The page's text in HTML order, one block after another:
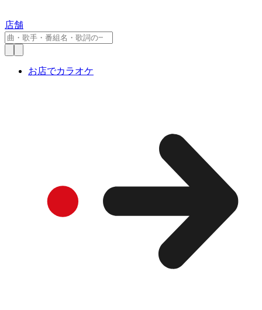
店舗
お店でカラオケ